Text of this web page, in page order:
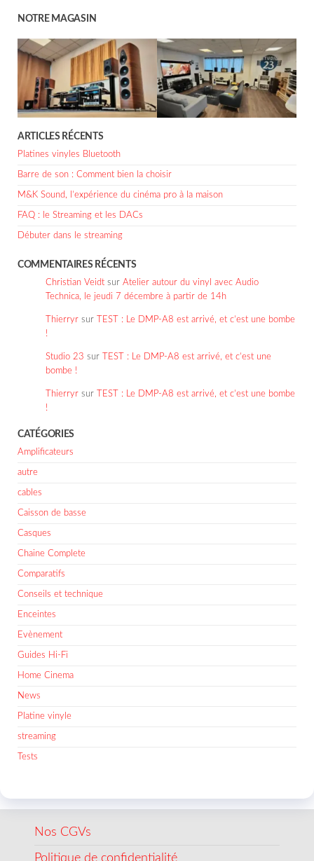
NOTRE MAGASIN
ARTICLES RÉCENTS
Platines vinyles Bluetooth
Barre de son : Comment bien la choisir
M&K Sound, l’expérience du cinéma pro à la maison
FAQ : le Streaming et les DACs
Débuter dans le streaming
COMMENTAIRES RÉCENTS
Christian Veidt sur Atelier autour du vinyl avec Audio
Technica, le jeudi 7 décembre à partir de 14h
Thierryr sur
TEST : Le DMP-A8 est arrivé, et c’est une bombe
!
Studio 23 sur
TEST : Le DMP-A8 est arrivé, et c’est une
bombe !
Thierryr sur
TEST : Le DMP-A8 est arrivé, et c’est une bombe
!
CATÉGORIES
Amplificateurs
autre
cables
Caisson de basse
Casques
Chaine Complete
Comparatifs
Conseils et technique
Enceintes
Evènement
Guides Hi-Fi
Home Cinema
News
Platine vinyle
streaming
Tests
Nos CGVs
Politique de confidentialité